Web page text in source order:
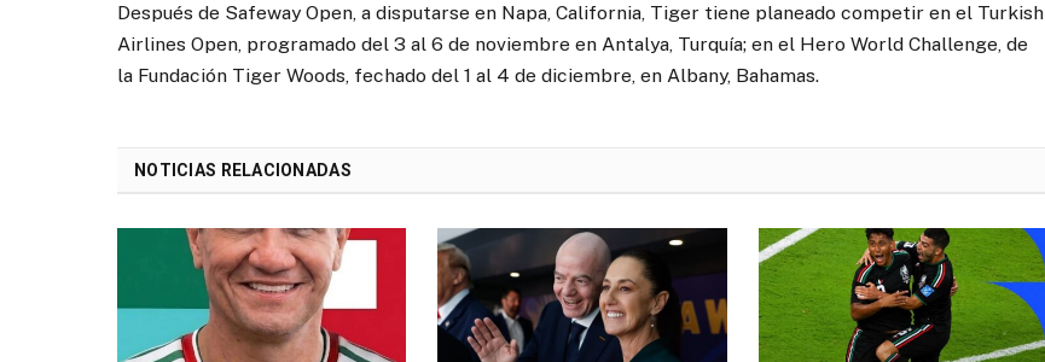
Después de Safeway Open, a disputarse en Napa, California, Tiger tiene planeado competir en el Turkish
Airlines Open, programado del 3 al 6 de noviembre en Antalya, Turquía; en el Hero World Challenge, de
la Fundación Tiger Woods, fechado del 1 al 4 de diciembre, en Albany, Bahamas.
NOTICIAS RELACIONADAS